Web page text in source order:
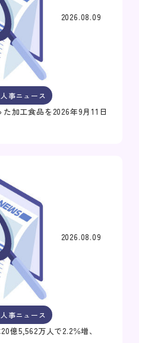
2026.08.09
事ニュース
加工食品を2026年9月11日
2026.08.09
事ニュース
億5,562万人で2.2％増、